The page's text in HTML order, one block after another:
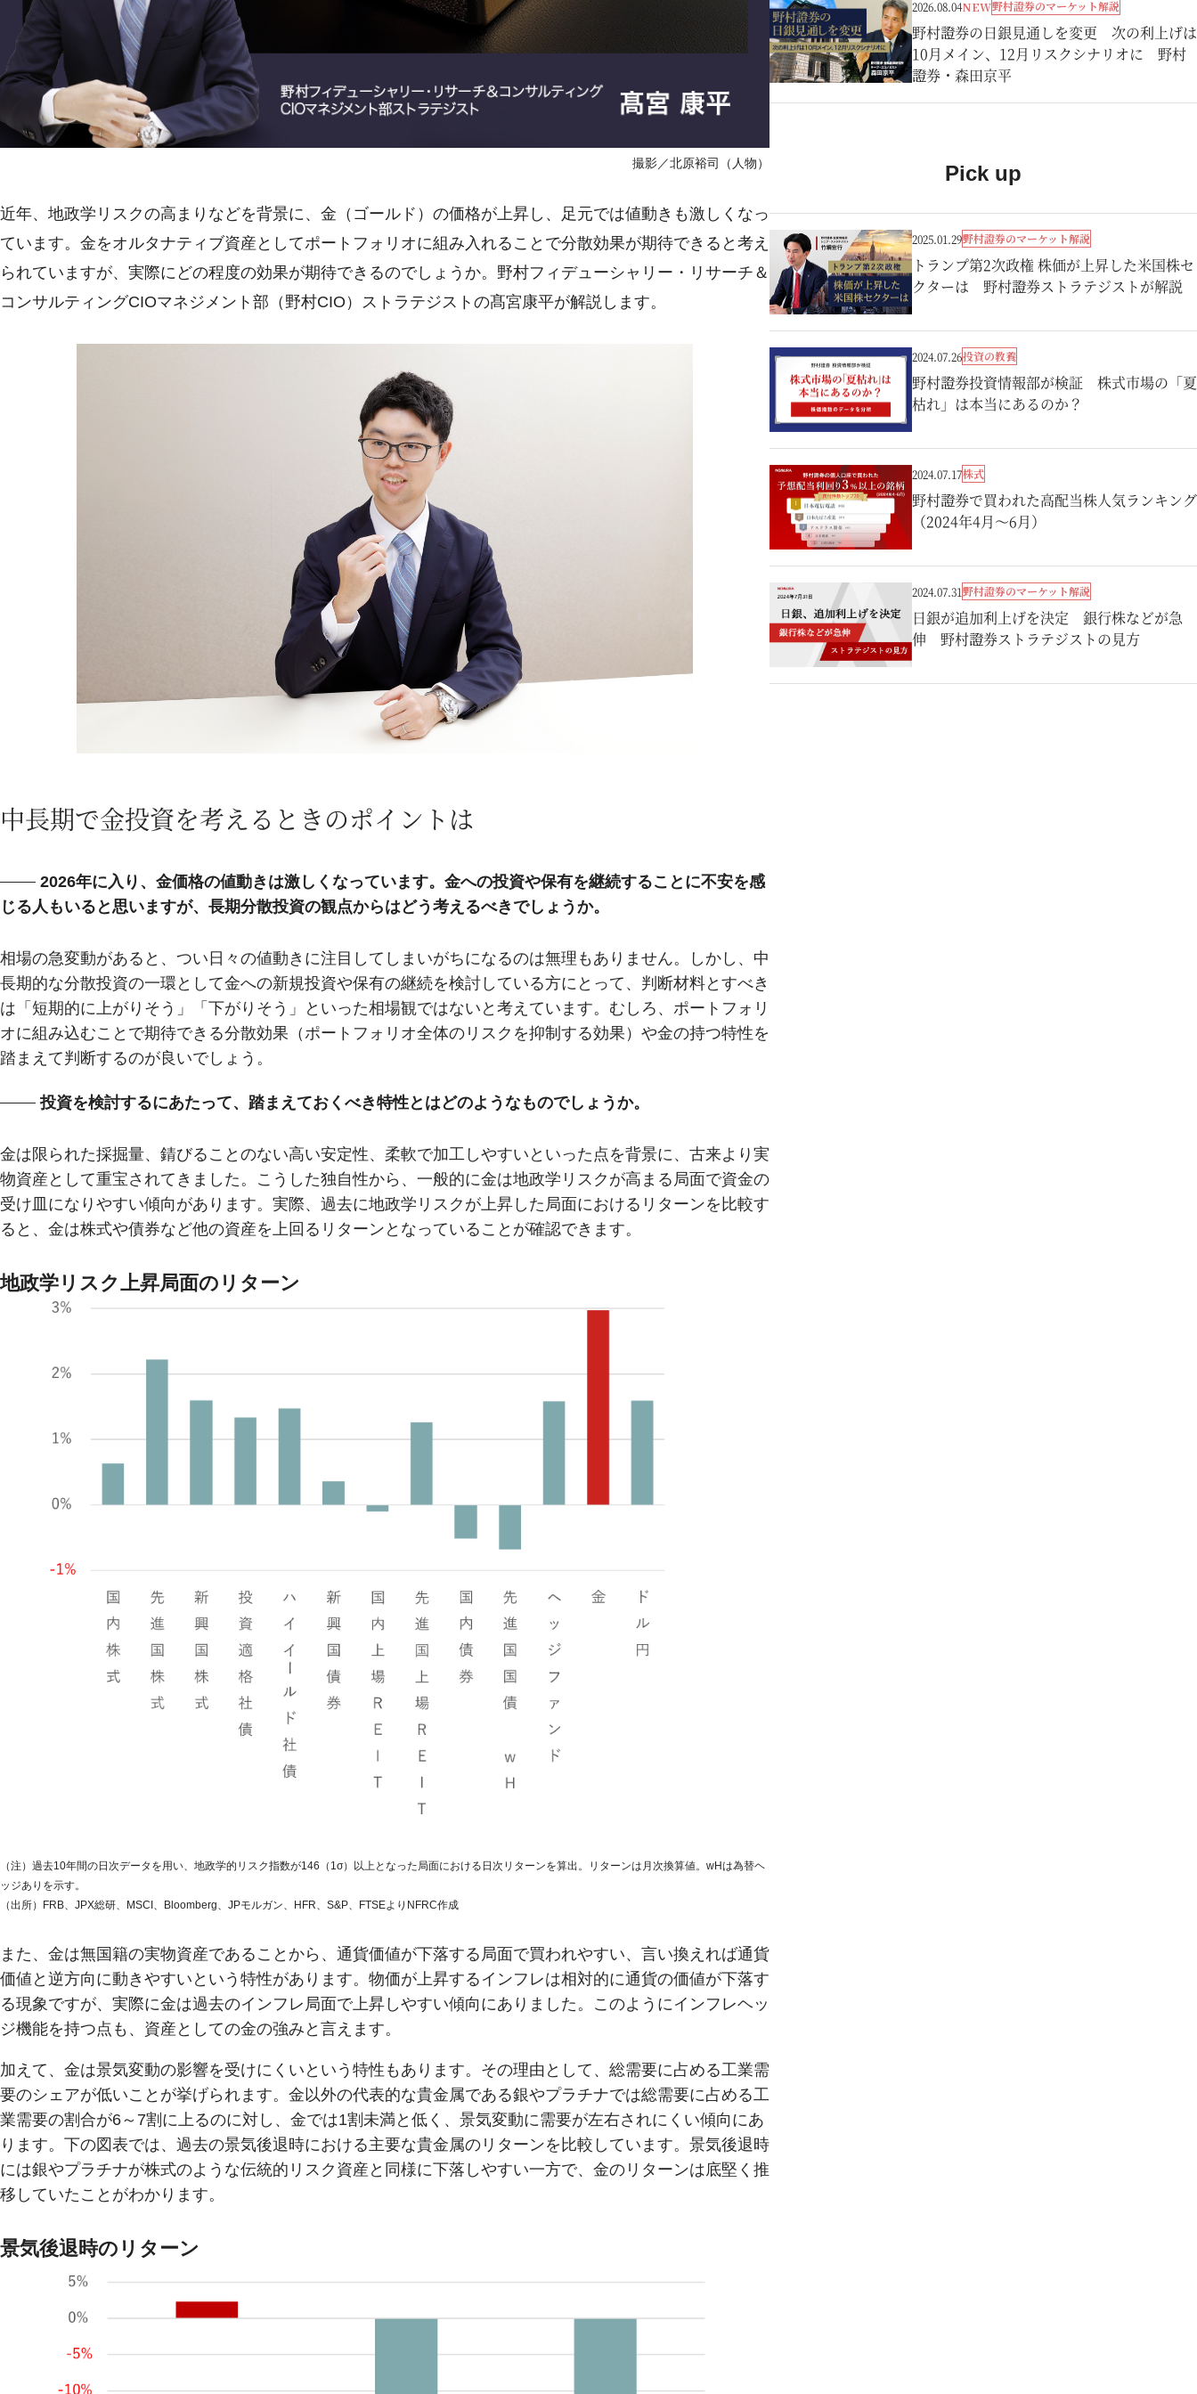
撮影／北原裕司（人物）
近年、地政学リスクの高まりなどを背景に、金（ゴールド）の価格が上昇し、足元では値動きも激しくなっ
ています。金をオルタナティブ資産としてポートフォリオに組み入れることで分散効果が期待できると考え
られていますが、実際にどの程度の効果が期待できるのでしょうか。野村フィデューシャリー・リサーチ＆
コンサルティングCIOマネジメント部（野村CIO）ストラテジストの髙宮康平が解説します。
中長期で金投資を考えるときのポイントは
2026年に入り、金価格の値動きは激しくなっています。金への投資や保有を継続することに不安を感
じる人もいると思いますが、長期分散投資の観点からはどう考えるべきでしょうか。
相場の急変動があると、つい日々の値動きに注目してしまいがちになるのは無理もありません。しかし、中
長期的な分散投資の一環として金への新規投資や保有の継続を検討している方にとって、判断材料とすべき
は「短期的に上がりそう」「下がりそう」といった相場観ではないと考えています。むしろ、ポートフォリ
オに組み込むことで期待できる分散効果（ポートフォリオ全体のリスクを抑制する効果）や金の持つ特性を
踏まえて判断するのが良いでしょう。
投資を検討するにあたって、踏まえておくべき特性とはどのようなものでしょうか。
金は限られた採掘量、錆びることのない高い安定性、柔軟で加工しやすいといった点を背景に、古来より実
物資産として重宝されてきました。こうした独自性から、一般的に金は地政学リスクが高まる局面で資金の
受け皿になりやすい傾向があります。実際、過去に地政学リスクが上昇した局面におけるリターンを比較す
ると、金は株式や債券など他の資産を上回るリターンとなっていることが確認できます。
地政学リスク上昇局面のリターン
（注）過去10年間の日次データを用い、地政学的リスク指数が146（1σ）以上となった局面における日次リターンを算出。リターンは月次換算値。wHは為替ヘ
ッジありを示す。
（出所）FRB、JPX総研、MSCI、Bloomberg、JPモルガン、HFR、S&P、FTSEよりNFRC作成
また、金は無国籍の実物資産であることから、通貨価値が下落する局面で買われやすい、言い換えれば通貨
価値と逆方向に動きやすいという特性があります。物価が上昇するインフレは相対的に通貨の価値が下落す
る現象ですが、実際に金は過去のインフレ局面で上昇しやすい傾向にありました。このようにインフレヘッ
ジ機能を持つ点も、資産としての金の強みと言えます。
加えて、金は景気変動の影響を受けにくいという特性もあります。その理由として、総需要に占める工業需
要のシェアが低いことが挙げられます。金以外の代表的な貴金属である銀やプラチナでは総需要に占める工
業需要の割合が6～7割に上るのに対し、金では1割未満と低く、景気変動に需要が左右されにくい傾向にあ
ります。下の図表では、過去の景気後退時における主要な貴金属のリターンを比較しています。景気後退時
には銀やプラチナが株式のような伝統的リスク資産と同様に下落しやすい一方で、金のリターンは底堅く推
移していたことがわかります。
景気後退時のリターン
2026.08.04NEW野村證券のマーケット解説
野村證券の日銀見通しを変更 次の利上げは
10月メイン、12月リスクシナリオに 野村
證券・森田京平
Pick up
2025.01.29野村證券のマーケット解説
トランプ第2次政権 株価が上昇した米国株セ
クターは 野村證券ストラテジストが解説
2024.07.26投資の教養
野村證券投資情報部が検証 株式市場の「夏
枯れ」は本当にあるのか？
2024.07.17株式
野村證券で買われた高配当株人気ランキング
（2024年4月～6月）
2024.07.31野村證券のマーケット解説
日銀が追加利上げを決定 銀行株などが急
伸 野村證券ストラテジストの見方